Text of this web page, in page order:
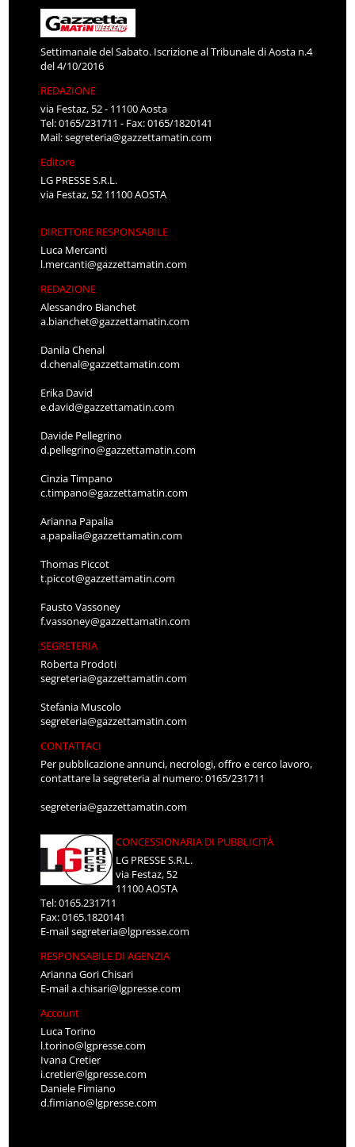
Settimanale del Sabato. Iscrizione al Tribunale di Aosta n.4
del 4/10/2016
REDAZIONE
via Festaz, 52 - 11100 Aosta
Tel: 0165/231711 - Fax: 0165/1820141
Mail:segreteria@gazzettamatin.com
Editore
LG PRESSE S.R.L.
via Festaz, 52 11100 AOSTA
DIRETTORE RESPONSABILE
Luca Mercanti
l.mercanti@gazzettamatin.com
REDAZIONE
Alessandro Bianchet
a.bianchet@gazzettamatin.com
Danila Chenal
d.chenal@gazzettamatin.com
Erika David
e.david@gazzettamatin.com
Davide Pellegrino
d.pellegrino@gazzettamatin.com
Cinzia Timpano
c.timpano@gazzettamatin.com
Arianna Papalia
a.papalia@gazzettamatin.com
Thomas Piccot
t.piccot@gazzettamatin.com
Fausto Vassoney
f.vassoney@gazzettamatin.com
SEGRETERIA
Roberta Prodoti
segreteria@gazzettamatin.com
Stefania Muscolo
segreteria@gazzettamatin.com
CONTATTACI
Per pubblicazione annunci, necrologi, offro e cerco lavoro,
contattare la segreteria al numero: 0165/231711
segreteria@gazzettamatin.com
CONCESSIONARIA DI PUBBLICITÀ
LG PRESSE S.R.L.
via Festaz, 52
11100 AOSTA
Tel: 0165.231711
Fax: 0165.1820141
E-mailsegreteria@lgpresse.com
RESPONSABILE DI AGENZIA
Arianna Gori Chisari
E-maila.chisari@lgpresse.com
Account
Luca Torino
l.torino@lgpresse.com
Ivana Cretier
i.cretier@lgpresse.com
Daniele Fimiano
d.fimiano@lgpresse.com